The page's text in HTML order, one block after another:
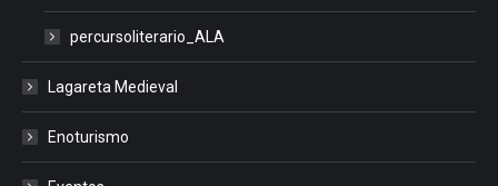
percursoliterario_ALA
Lagareta Medieval
Enoturismo